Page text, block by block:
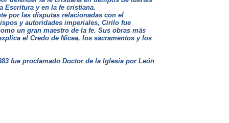
Escritura y en la fe cristiana.
por las disputas relacionadas con el
y autoridades imperiales, Cirilo fue
un gran maestro de la fe. Sus obras más
el Credo de Nicea, los sacramentos y los
fue proclamado Doctor de la Iglesia por León